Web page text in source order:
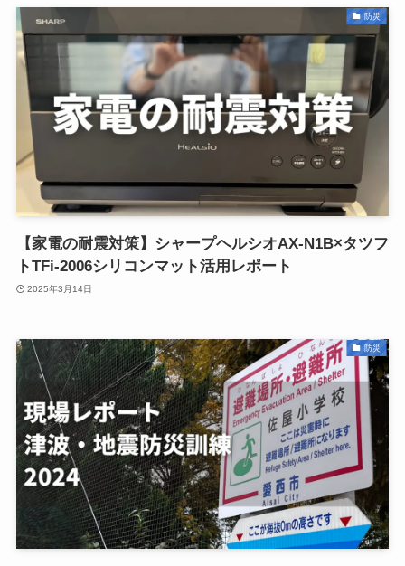
防災
【家電の耐震対策】シャープヘルシオAX-N1B×タツフ
トTFi-2006シリコンマット活用レポート
2025年3月14日
防災